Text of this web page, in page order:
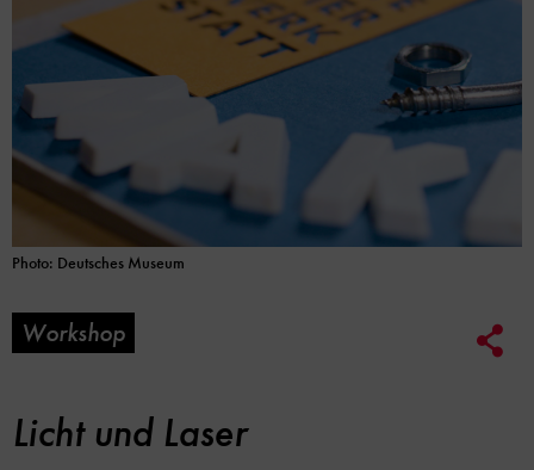
Photo: Deutsches Museum
Workshop
Licht und Laser